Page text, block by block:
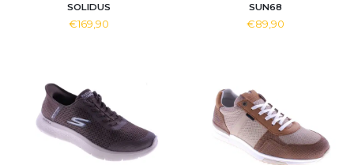
SOLIDUS
€169,90
SUN68
€89,90